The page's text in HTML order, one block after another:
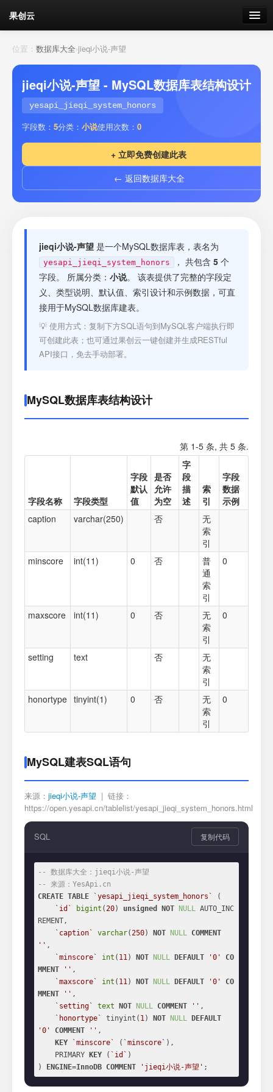
果创云
数据表单
API接口
云存储
我的
套餐 加流量
接口测试
位置： 数据库大全›jieqi小说-声望
jieqi小说-声望 - MySQL数据库表结构设计
yesapi_jieqi_system_honors
字段数： 5分类： 小说使用次数： 0
+ 立即免费创建此表
← 返回数据库大全
jieqi小说-声望 是一个MySQL数据库表，表名为
yesapi_jieqi_system_honors ， 共包含 5 个
字段。 所属分类： 小说。 该表提供了完整的字段定
义、类型说明、默认值、索引设计和示例数据，可直
接用于MySQL数据库建表。
💡 使用方式：复制下方SQL语句到MySQL客户端执行即
可创建此表；也可通过果创云一键创建并生成RESTful
API接口，免去手动部署。
MySQL数据库表结构设计
第 1-5 条, 共 5 条.
字段名称 字段类型
字段
默认
值
是否
允许
为空
字
段
描
述
索
引
字段
数据
示例
caption
varchar(250) 否
无
索
引
minscore
int(11) 0 否
普
通
索
引
0
maxscore int(11) 0 否
无
索
引
0
setting text 否
无
索
引
honortype tinyint(1) 0 否
无
索
引
0
MySQL建表SQL语句
来源： jieqi小说-声望 | 链接：
https://open.yesapi.cn/tablelist/yesapi_jieqi_system_honors.html
SQL 复制代码
-- 数据库大全：jieqi小说-声望
-- 来源：YesApi.cn
CREATE TABLE `yesapi_jieqi_system_honors`
(
`id`
bigint (20) unsigned NOT NULL AUTO_INC
REMENT,
`caption`
varchar(250) NOT NULL COMMENT
'' ,
`minscore`
int ( 11) NOT NULL DEFAULT '0'
CO
MMENT
'' ,
`maxscore`
int ( 11) NOT NULL DEFAULT '0'
CO
MMENT
'' ,
`setting`
text NOT NULL COMMENT '' ,
`honortype`
tinyint( 1) NOT NULL
DEFAULT
'0'
COMMENT '' ,
KEY
`minscore` ( `minscore` ),
    PRIMARY
KEY ( `id` )
)
ENGINE=InnoDB COMMENT 'jieqi小说-声望' ;